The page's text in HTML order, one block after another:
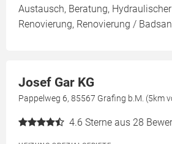
Austausch, Beratung,
Renovierung, Renovierung /
Josef Gar KG
Pappelweg 6, 85567 Grafing b.M. (5km
4.6 Sterne aus 28